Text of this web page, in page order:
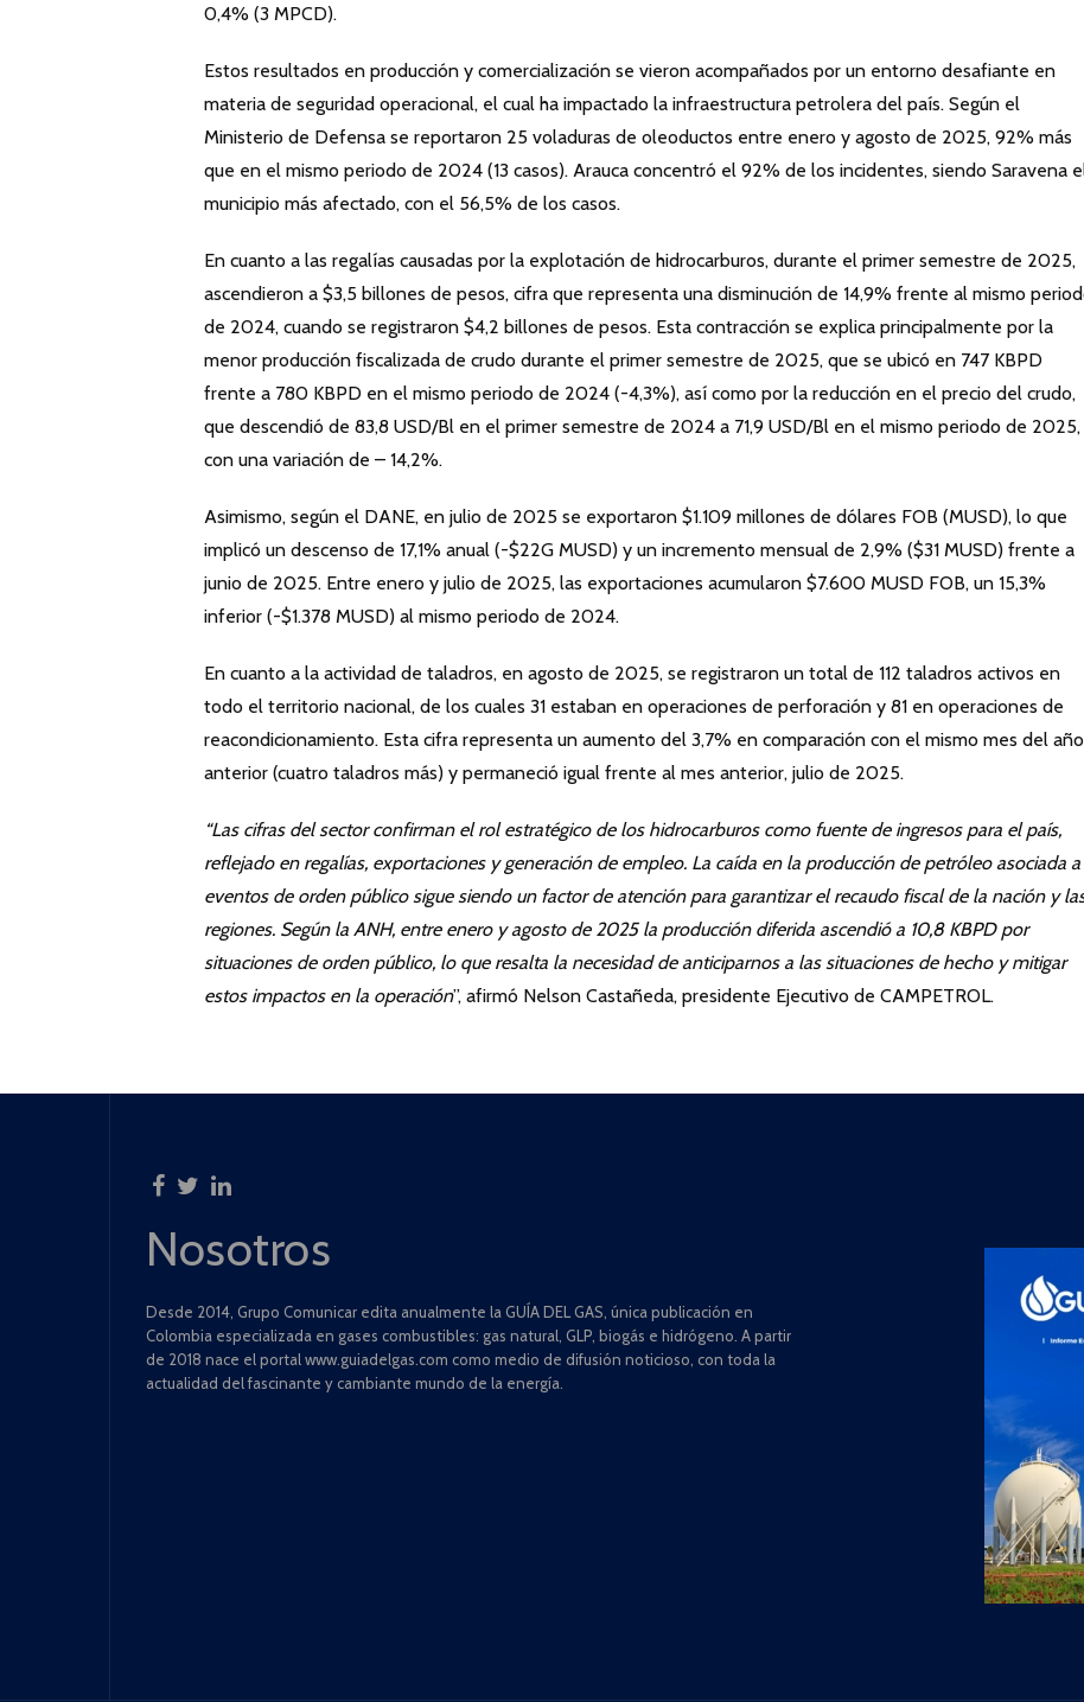
0,4% (3 MPCD).
Estos resultados en producción y comercialización se vieron acompañados por un entorno desafiante en
materia de seguridad operacional, el cual ha impactado la infraestructura petrolera del país. Según el
Ministerio de Defensa se reportaron 25 voladuras de oleoductos entre enero y agosto de 2025, 92% más
que en el mismo periodo de 2024 (13 casos). Arauca concentró el 92% de los incidentes, siendo Saravena
municipio más afectado, con el 56,5% de los casos.
En cuanto a las regalías causadas por la explotación de hidrocarburos, durante el primer semestre de 2025,
ascendieron a $3,5 billones de pesos, cifra que representa una disminución de 14,9% frente al mismo
de 2024, cuando se registraron $4,2 billones de pesos. Esta contracción se explica principalmente por la
menor producción fiscalizada de crudo durante el primer semestre de 2025, que se ubicó en 747 KBPD
frente a 780 KBPD en el mismo periodo de 2024 (-4,3%), así como por la reducción en el precio del crudo,
que descendió de 83,8 USD/Bl en el primer semestre de 2024 a 71,9 USD/Bl en el mismo periodo de 2025,
con una variación de – 14,2%.
Asimismo, según el DANE, en julio de 2025 se exportaron $1.109 millones de dólares FOB (MUSD), lo que
implicó un descenso de 17,1% anual (-$22G MUSD) y un incremento mensual de 2,9% ($31 MUSD) frente a
junio de 2025. Entre enero y julio de 2025, las exportaciones acumularon $7.600 MUSD FOB, un 15,3%
inferior (-$1.378 MUSD) al mismo periodo de 2024.
En cuanto a la actividad de taladros, en agosto de 2025, se registraron un total de 112 taladros activos en
todo el territorio nacional, de los cuales 31 estaban en operaciones de perforación y 81 en operaciones de
reacondicionamiento. Esta cifra representa un aumento del 3,7% en comparación con el mismo mes del año
anterior (cuatro taladros más) y permaneció igual frente al mes anterior, julio de 2025.
“Las cifras del sector confirman el rol estratégico de los hidrocarburos como fuente de ingresos para el país,
reflejado en regalías, exportaciones y generación de empleo. La caída en la producción de petróleo asociada a
eventos de orden público sigue siendo un factor de atención para garantizar el recaudo fiscal de la nación y
regiones. Según la ANH, entre enero y agosto de 2025 la producción diferida ascendió a 10,8 KBPD por
situaciones de orden público, lo que resalta la necesidad de anticiparnos a las situaciones de hecho y mitigar
estos impactos en la operación”, afirmó Nelson Castañeda, presidente Ejecutivo de CAMPETROL.
Nosotros
Desde 2014, Grupo Comunicar edita anualmente la GUÍA DEL GAS, única publicación en
Colombia especializada en gases combustibles: gas natural, GLP, biogás e hidrógeno. A partir
de 2018 nace el portal www.guiadelgas.com como medio de difusión noticioso, con toda la
actualidad del fascinante y cambiante mundo de la energía.